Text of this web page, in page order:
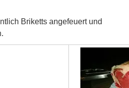
Briketts angefeuert und